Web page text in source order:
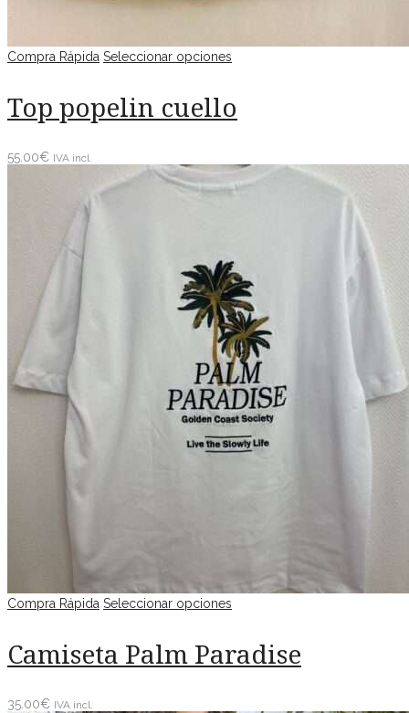
Compra Rápida Seleccionar opciones
Top popelin cuello
55.00€ IVA incl.
Compra Rápida Seleccionar opciones
Camiseta Palm Paradise
35.00€ IVA incl.